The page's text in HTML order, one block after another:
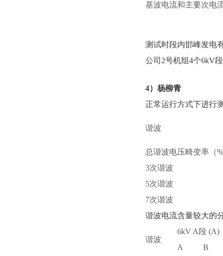
基波电流和主要次电
测试时段内邯峰发电
公司2号机组4个6kV
4）杨柳青
正常运行方式下进行
谐波
总谐波电压畸变率（
3次谐波
5次谐波
7次谐波
谐波电流含量较大的
谐波
6kV A段 (A)
A
B